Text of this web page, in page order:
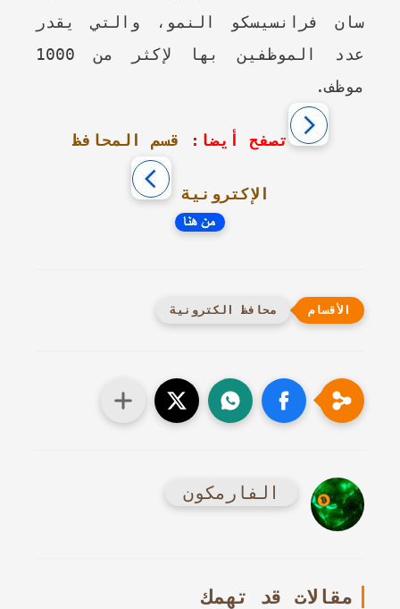
سان فرانسيسكو النمو، والتي يقدر
عدد الموظفين بها لإكثر من 1000
موظف.
تصفح أيضا: قسم المحافظ
الإكترونية
محافظ الكترونية
الفارمكون
مقالات قد تهمك